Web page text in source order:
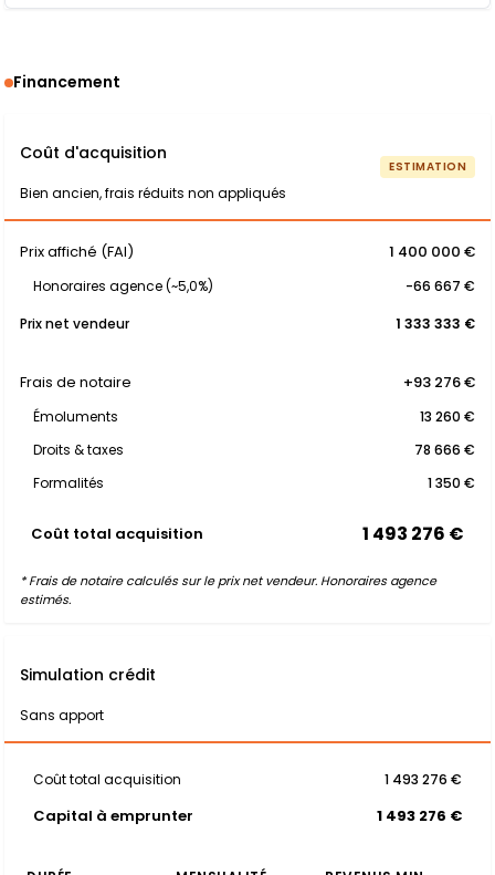
Financement
Coût d'acquisition
Bien ancien, frais réduits non appliqués
ESTIMATION
Prix affiché (FAI) 1 400 000 €
Honoraires agence (~5,0%)
-66 667 €
Prix net vendeur
1 333 333 €
Frais de notaire +93 276 €
Émoluments
13 260 €
Droits & taxes
78 666 €
Formalités
1 350 €
Coût total acquisition 1 493 276 €
* Frais de notaire calculés sur le prix net vendeur. Honoraires agence
estimés.
Simulation crédit
Sans apport
Coût total acquisition 1 493 276 €
Capital à emprunter 1 493 276 €